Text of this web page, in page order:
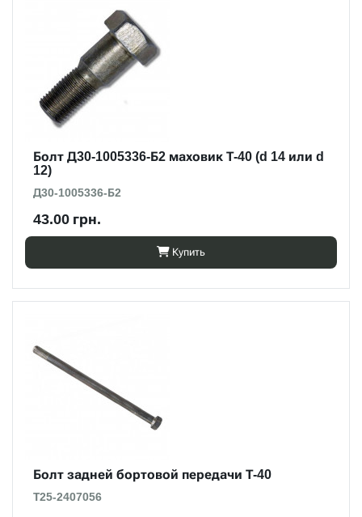
Болт Д30-1005336-Б2 маховик Т-40 (d 14 или d
12)
Д30-1005336-Б2
43.00 грн.
Купить
Болт задней бортовой передачи Т-40
Т25-2407056